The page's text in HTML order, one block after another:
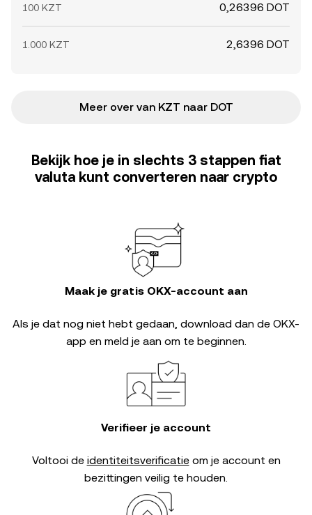
100 KZT 0,26396 DOT
1.000 KZT 2,6396 DOT
Meer over van KZT naar DOT
Bekijk hoe je in slechts 3 stappen fiat
valuta kunt converteren naar crypto
Maak je gratis OKX-account aan
Als je dat nog niet hebt gedaan, download dan de OKX-
app en meld je aan om te beginnen.
Verifieer je account
Voltooi de identiteitsverificatieom je account en
bezittingen veilig te houden.